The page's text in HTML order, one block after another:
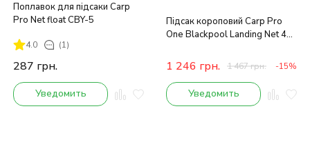
Поплавок для підсаки Carp
Pro Net float CBY-5
4.0 (1)
287 грн.
Уведомить
Підсак короповий Carp Pro
One Blackpool Landing Net 42
1 246 грн. 1 467грн. -15%
Уведомить